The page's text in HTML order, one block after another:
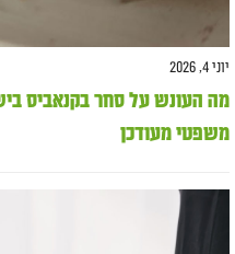
יוני 4, 2026
משפטי מעודכן